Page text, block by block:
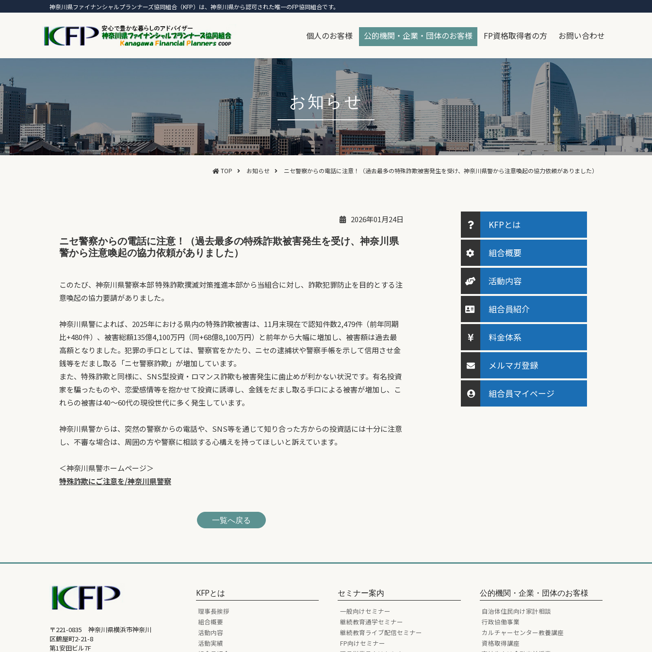
神奈川県ファイナンシャルプランナーズ協同組合（KFP）は、神奈川県から認可された唯一のFP協同組合です。
個人のお客様 公的機関・企業・団体のお客様 FP資格取得者の方 お問い合わせ
お知らせ
TOP お知らせ ニセ警察からの電話に注意！（過去最多の特殊詐欺被害発生を受け、神奈川県警から注意喚起の協力依頼がありました）
2026年01月24日
ニセ警察からの電話に注意！（過去最多の特殊詐欺被害発生を受け、神奈川県
警から注意喚起の協力依頼がありました）
このたび、神奈川県警察本部 特殊詐欺撲滅対策推進本部から当組合に対し、詐欺犯罪防止を目的とする注
意喚起の協力要請がありました。
神奈川県警によれば、2025年における県内の特殊詐欺被害は、11月末現在で認知件数2,479件（前年同期
比+480件）、被害総額135億4,100万円（同+68億8,100万円）と前年から大幅に増加し、被害額は過去最
高額となりました。犯罪の手口としては、警察官をかたり、ニセの逮捕状や警察手帳を示して信用させ金
銭等をだまし取る「ニセ警察詐欺」が増加しています。
また、特殊詐欺と同様に、SNS型投資・ロマンス詐欺も被害発生に歯止めが利かない状況です。有名投資
家を騙ったものや、恋愛感情等を抱かせて投資に誘導し、金銭をだまし取る手口による被害が増加し、こ
れらの被害は40～60代の現役世代に多く発生しています。
神奈川県警からは、突然の警察からの電話や、SNS等を通じて知り合った方からの投資話には十分に注意
し、不審な場合は、周囲の方や警察に相談する心構えを持ってほしいと訴えています。
＜神奈川県警ホームページ＞
特殊詐欺にご注意を/神奈川県警察
一覧へ戻る
KFPとは
組合概要
活動内容
組合員紹介
料金体系
メルマガ登録
組合員マイページ
〒221-0835 神奈川県横浜市神奈川
区鶴屋町2-21-8
第1安田ビル7F
KFPとは
理事長挨拶
組合概要
活動内容
活動実績
セミナー案内
一般向けセミナー
継続教育通学セミナー
継続教育ライブ配信セミナー
FP向けセミナー
公的機関・企業・団体のお客様
自治体住民向け家計相談
行政協働事業
カルチャーセンター教養講座
資格取得講座